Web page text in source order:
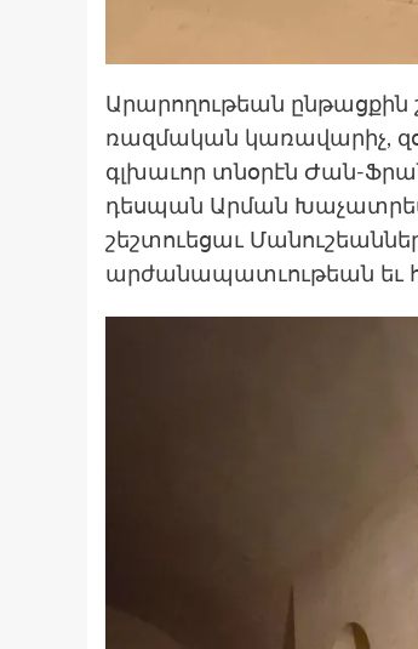
Արարողութեան ընթացքին
ռազմական կառավարիչ,
գլխաւոր տնօրէն Ժան-
դեսպան Արման
շեշտուեցաւ
արժանապատւութեան եւ